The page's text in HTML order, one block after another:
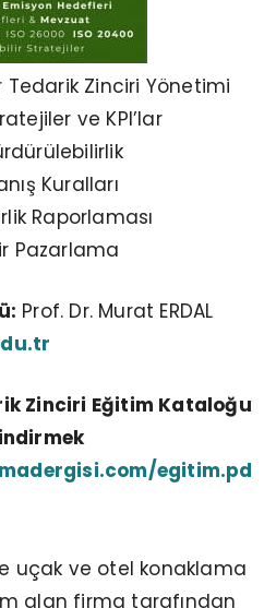
Tedarik Zinciri Yönetimi
ve KPI’lar
Kuralları
Raporlaması
Pazarlama
Prof. Dr. Murat ERDAL
Zinciri Eğitim Kataloğu
egitim.pd
uçak ve otel konaklama
alan firma tarafından